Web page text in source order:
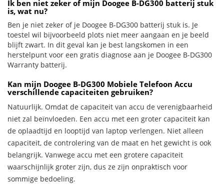
Ik ben niet zeker of mijn Doogee B-DG300 batterij stuk
is, wat nu?
Ben je niet zeker of je Doogee B-DG300 batterij stuk is. Je
toestel wil bijvoorbeeld plots niet meer aangaan en je beeld
blijft zwart. In dit geval kan je best langskomen in een
herstelpunt voor een gratis diagnose aan je Doogee B-DG300
Warranty batterij.
Kan mijn Doogee B-DG300 Mobiele Telefoon Accu
verschillende capaciteiten gebruiken?
Natuurlijk. Omdat de capaciteit van accu de verenigbaarheid
niet zal beïnvloeden. Een accu met een groter capaciteit kan
de oplaadtijd en looptijd van laptop verlengen. Niet alleen
capaciteit, de controlering van de maat en het gewicht is ook
belangrijk. Vanwege accu met een grotere capaciteit
waarschijnlijk groter zijn, dus ze zijn onpraktisch voor
sommige bedoeling.